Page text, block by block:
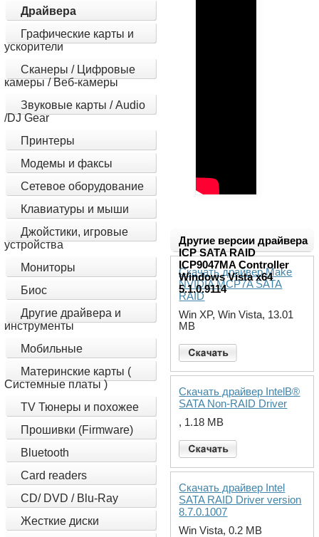
Драйвера
Графические карты и
ускорители
Сканеры / Цифровые
камеры / Веб-камеры
Звуковые карты / Audio
/DJ Gear
Принтеры
Модемы и факсы
Сетевое оборудование
Клавиатуры и мыши
Джойстики, игровые
устройства
Мониторы
Биос
Другие драйвера и
инструменты
Мобильные
Материнские карты (
Системные платы )
TV Тюнеры и похожее
Прошивки (Firmware)
Bluetooth
Card readers
CD/ DVD / Blu-Ray
Жесткие диски
Другие версии драйвера
ICP SATA RAID
ICP9047MA Controller
Windows Vista x64
5.1.0.9114
Скачать драйвер Make
NVIDIA MCP7A SATA
RAID
Win XP, Win Vista, 13.01
MB
Скачать драйвер IntelВ®
SATA Non-RAID Driver
, 1.18 MB
Скачать драйвер Intel
SATA RAID Driver version
8.7.0.1007
Win Vista, 0.2 MB